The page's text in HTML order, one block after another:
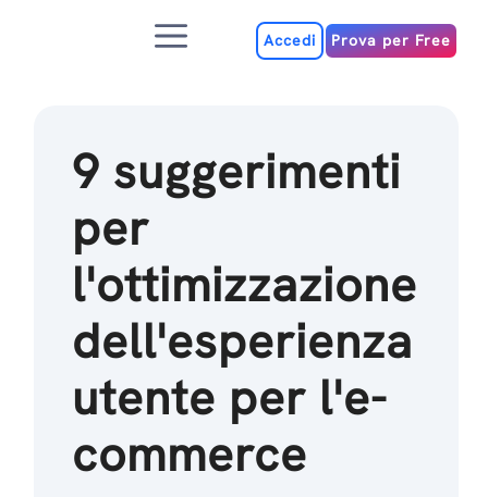
MenuAccedi Prova per Free
9 suggerimenti
per
l'ottimizzazione
dell'esperienza
utente per l'e-
commerce